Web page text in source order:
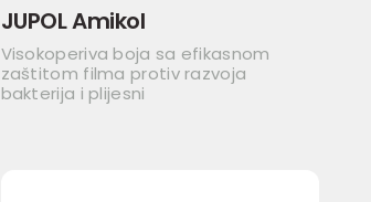
JUPOL Amikol
Visokoperiva boja sa efikasnom
zaštitom filma protiv razvoja
bakterija i plijesni